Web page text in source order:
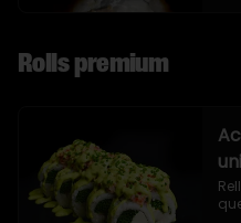
Rolls premium